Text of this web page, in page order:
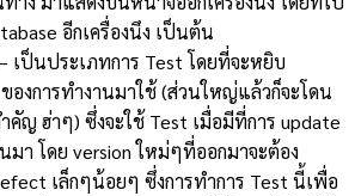
อีกเครื่องนึง เป็นต้น
เป็นประเภทการ Test โดยที่จะหยิบ
องการทำงานมาใช้ (ส่วนใหญ่แล้วก็จะโดน
คัญ ฮ่าๆ) ซึ่งจะใช้ Test เมื่อมีที่การ update
มา โดย version ใหม่ๆที่ออกมาจะต้อง
เล็กๆน้อยๆ ซึ่งการทำการ Test นี้เพื่อ